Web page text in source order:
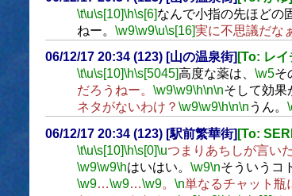
\t\u\s[10]\h\s[6]なんで小指の先ほどの
ねー。 \w9\w9\u\s[16]実に不思議だな
06/12/17 20:34 (123) [山の温泉街] [To: レイ
\t\u\s[10]\h\s[5045]高度な薬は、 \w5そ
だろうねー。 \w9\w9\h\n\nそして効果
ネタがないわけ？ \w9\w9\h\n\n うん。
06/12/17 20:34 (123) [駅前繁華街] [To:
\t\u\s[10]\h\s[0]\uつまりあちしが言い
\w9\w9\hはいはい。 \w9\nそういうコ
\w9…\w9…\w9。 \n単なるチャット瓶